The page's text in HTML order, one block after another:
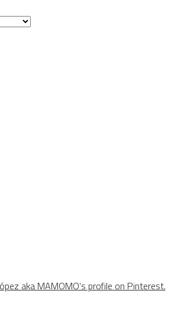
aka MAMOMO's profile on Pinterest.